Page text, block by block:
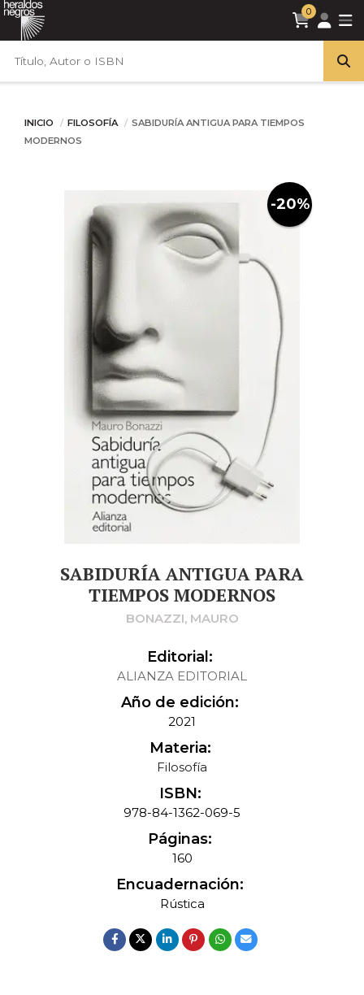
0
INICIO FILOSOFÍA
SABIDURÍA ANTIGUA PARA TIEMPOS
MODERNOS
-20%
SABIDURÍA ANTIGUA PARA
TIEMPOS MODERNOS
BONAZZI, MAURO
Editorial:
ALIANZA EDITORIAL
Año de edición:
2021
Materia:
Filosofía
ISBN:
978-84-1362-069-5
Páginas:
160
Encuadernación:
Rústica